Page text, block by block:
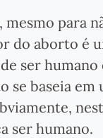
para
do aborto é
ser
se baseia
ser humano.